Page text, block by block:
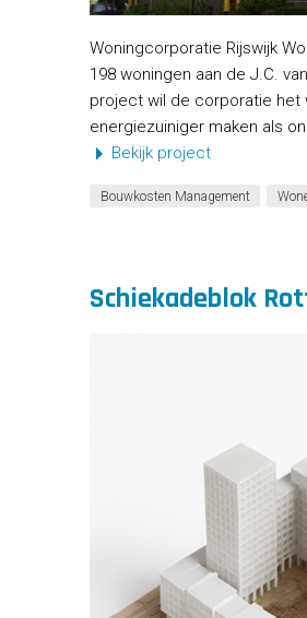
Woningcorporatie Rijswijk
198 woningen aan de J.C.
project wil de corporatie het
energiezuiniger maken als
Bekijk project
Bouwkosten Management
Schiekadeblok